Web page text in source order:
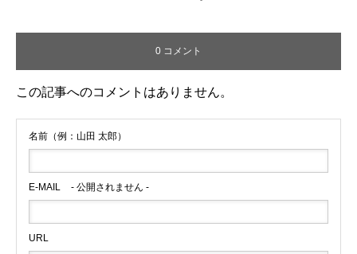
0 コメント
この記事へのコメントはありません。
名前（例：山田 太郎）
E-MAIL - 公開されません -
URL